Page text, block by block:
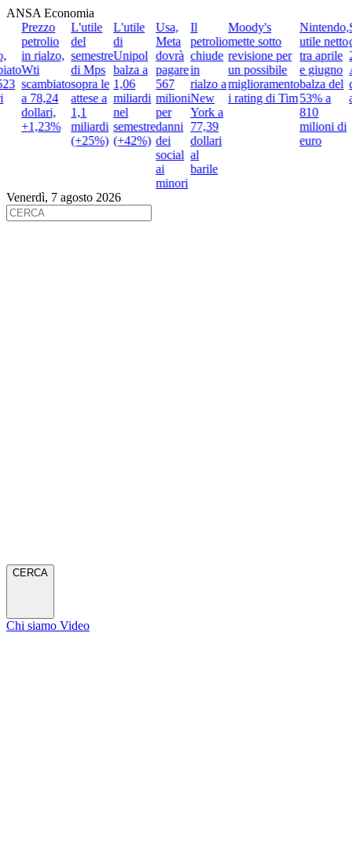
ANSA Economia
Prezzo
petrolio
in rialzo,
Wti
scambiato
a 78,24
dollari,
+1,23%
L'utile
del
semestre
di Mps
sopra le
attese a
1,1
miliardi
(+25%)
L'utile
di
Unipol
balza a
1,06
miliardi
nel
semestre
(+42%)
Usa,
Meta
dovrà
pagare
567
milioni
per
danni
dei
social
ai
minori
Il
petrolio
chiude
in
rialzo a
New
York a
77,39
dollari
al
barile
Moody's
mette sotto
revisione per
un possibile
miglioramento
i rating di Tim
Nintendo,
utile netto
tra aprile
e giugno
balza del
53% a
810
milioni di
euro
Venerdì, 7 agosto 2026
CERCA
Chi siamo Video